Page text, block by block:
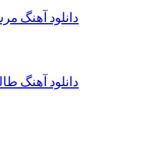
دانلود آهنگ
دانلود آهنگ